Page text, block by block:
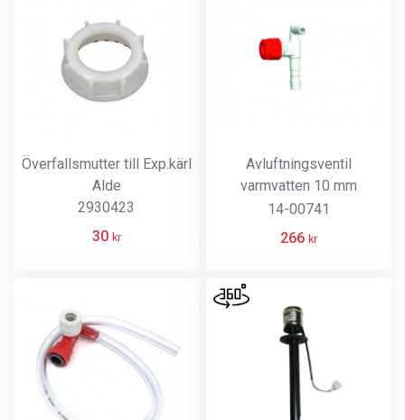
Överfallsmutter till Exp.kärl
Alde
2930423
30 kr
Avluftningsventil
varmvatten 10 mm
automatisk
slanganslutning
14-00741
266 kr